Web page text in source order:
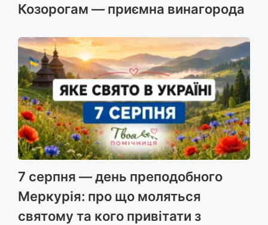
Козорогам — приємна винагорода
7 серпня — день преподобного
Меркурія: про що моляться
святому та кого привітати з